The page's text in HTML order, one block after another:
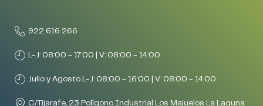
922 616 266
L-J: 08:00 - 17:00 | V: 08:00 - 14:00
Julio y Agosto L-J: 08:00 - 16:00 | V: 08:00 - 14:00
C/Tijarafe, 23 Polígono Industrial Los Majuelos La Laguna